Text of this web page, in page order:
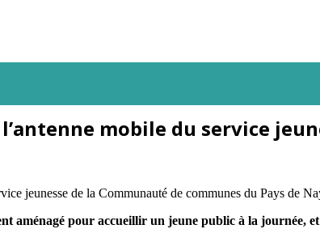
l’antenne mobile du service
jeunesse de la Communauté de communes du Pays de
aménagé pour accueillir un jeune public à la journée,